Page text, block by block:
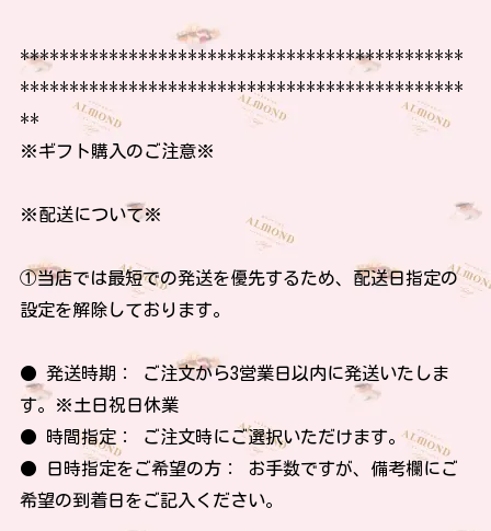
*********************************************
*********************************************
**
※ギフト購入のご注意※
※配送について※
①当店では最短での発送を優先するため、配送日指定の
設定を解除しております。
● 発送時期： ご注文から3営業日以内に発送いたしま
す。※土日祝日休業
● 時間指定： ご注文時にご選択いただけます。
● 日時指定をご希望の方： お手数ですが、備考欄にご
希望の到着日をご記入ください。